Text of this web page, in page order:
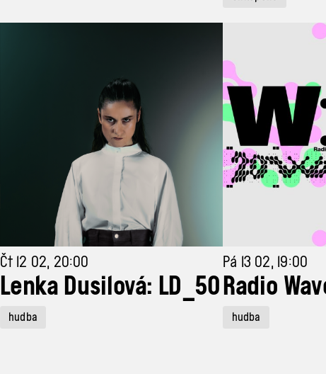
Čt 12 02, 20:00
Lenka Dusilová: LD_50
hudba
Pá 13 02, 19:00
Radio
hudba